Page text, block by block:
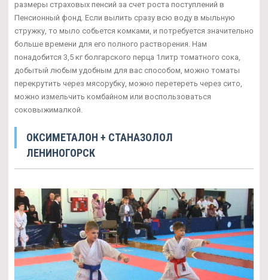
размеры страховых пенсий за счет роста поступлений в
Пенсионный фонд. Если вылить сразу всю воду в мыльную
стружку, то мыло собьется комками, и потребуется значительно
больше времени для его полного растворения. Нам
понадобится 3,5 кг болгарского перца 1литр томатного сока,
добытый любым удобным для вас способом, можно томаты
перекрутить через мясорубку, можно перетереть через сито,
можно измельчить комбайном или воспользоваться
соковыжималкой.
ОКСИМЕТАЛОН + СТАНАЗОЛОЛ
ЛЕНИНОГОРСК